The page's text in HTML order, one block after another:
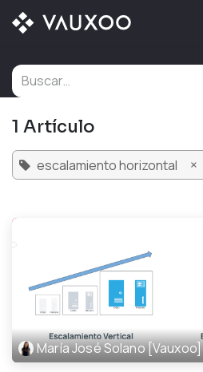
Ir al contenido
1 Artículo
escalamiento horizontal ×
María José Solano [Vauxoo]